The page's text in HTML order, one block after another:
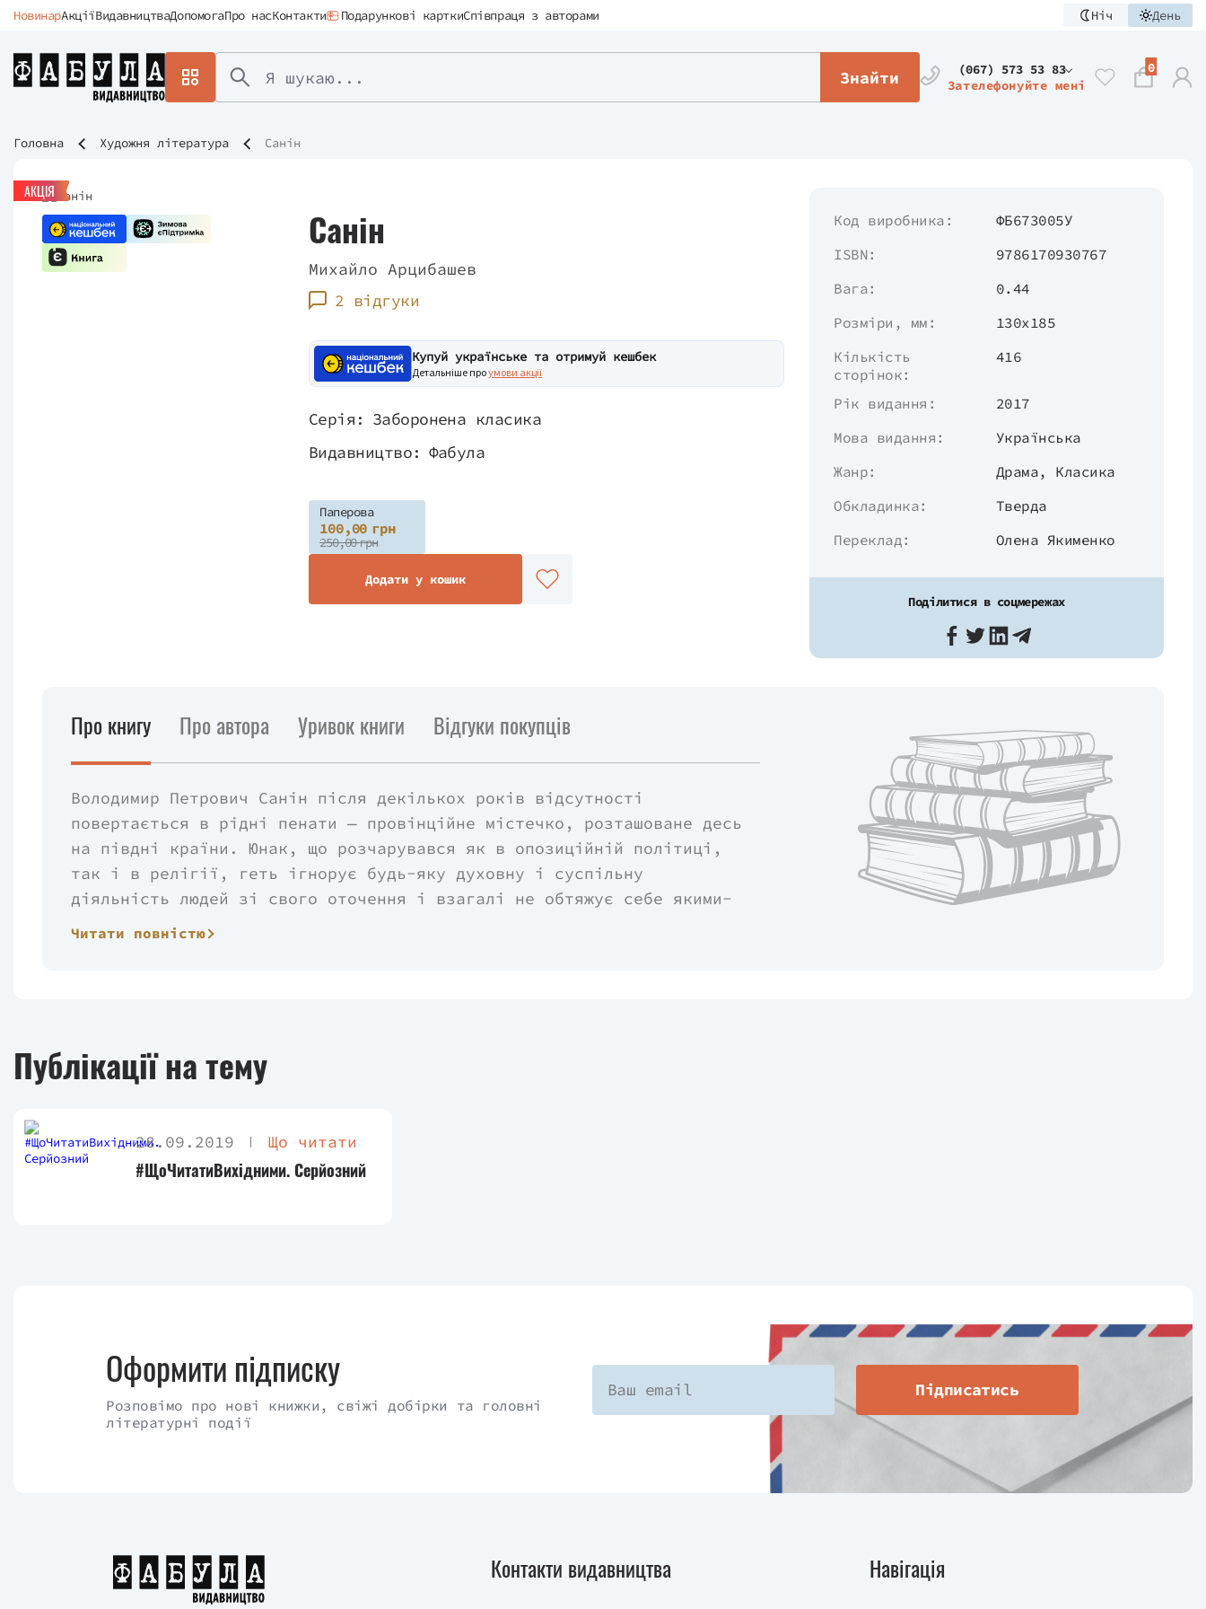
НовинарАкціїВидавництваДопомогаПро насКонтакти Подарункові карткиСпівпраця з авторами Ніч День
Знайти
(067) 573 53 83
Зателефонуйте мені
0
Головна Художня література Санін
АКЦІЯ
Санін
Михайло Арцибашев
2 відгуки
Купуй українське та отримуй кешбек
Детальніше проумови акції
Серія: Заборонена класика
Видавництво: Фабула
Паперова
100,00 грн
250,00 грн
Додати у кошик
Код виробника:
ФБ673005У
ISBN:
9786170930767
Вага:
0.44
Розміри, мм:
130x185
Кількість
сторінок:
416
Рік видання:
2017
Мова видання:
Українська
Жанр:
Драма, Класика
Обкладинка:
Тверда
Переклад:
Олена Якименко
Поділитися в соцмережах
Про книгу Про автора Уривок книги Відгуки покупців
Володимир Петрович Санін після декількох років відсутності
повертається в рідні пенати — провінційне містечко, розташоване десь
на півдні країни. Юнак, що розчарувався як в опозиційній політиці,
так і в релігії, геть ігнорує будь-яку духовну і суспільну
діяльність людей зі свого оточення і взагалі не обтяжує себе якими-
небудь думками. В його маленькому світі є місце лише двом речам:
Читати повністю
Публікації на тему
28.09.2019 Що читати
#ЩоЧитатиВихідними. Серйозний
Оформити підписку
Розповімо про нові книжки, свіжі добірки та головні
літературні події
Підписатись
Контакти видавництва Навігація